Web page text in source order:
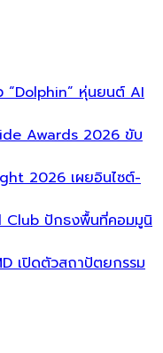
“Dolphin” หุ่นยนต์ AI
Awards 2026 ขับ
2026 เผยอินไซต์-
Club ปักธงพื้นที่คอมมูนิ
เปิดตัวสถาปัตยกรรม